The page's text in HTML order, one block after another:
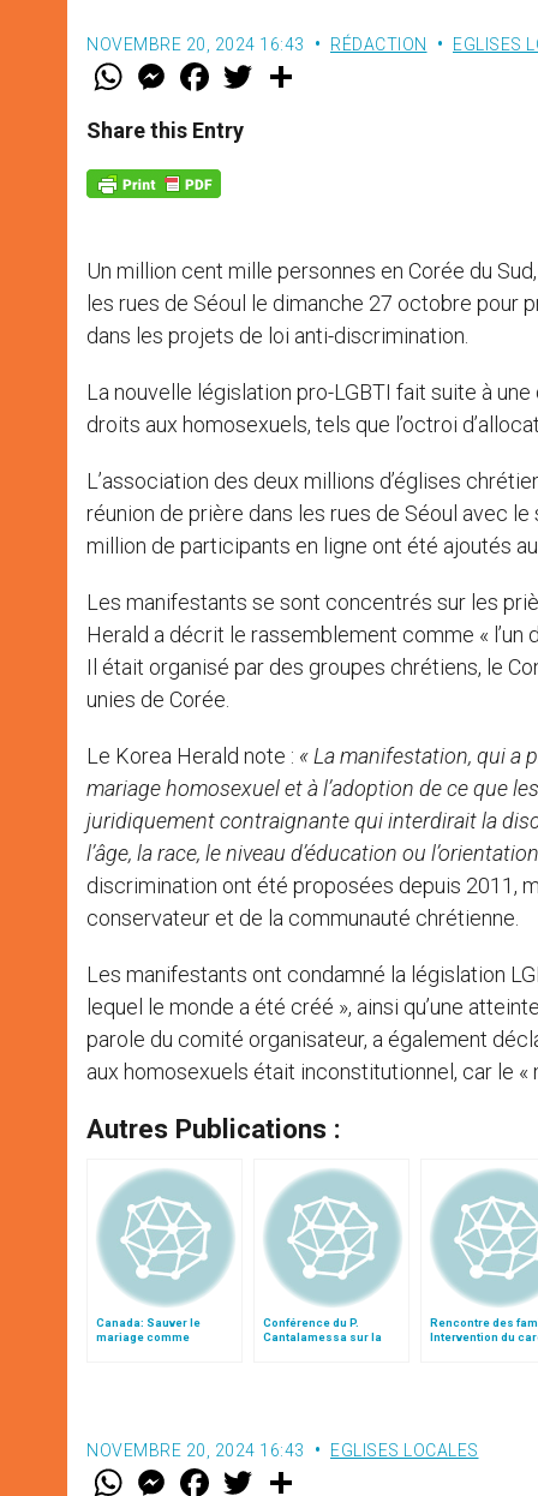
NOVEMBRE 20, 2024 16:43 RÉDACTION EGLISES
W
t
s
p
p
M
e
s
e
g
e
F
a
e
b
o
k
w
Share this Entry
Un million cent mille personnes en Corée du
les rues de Séoul le dimanche 27 octobre pour
dans les projets de loi anti-discrimination.
La nouvelle législation pro-LGBTI fait suite à
droits aux homosexuels, tels que l’octroi
L’association des deux millions d’églises
réunion de prière dans les rues de Séoul avec le
million de participants en ligne ont été ajoutés
Les manifestants se sont concentrés sur les
Herald a décrit le rassemblement comme « l’un
Il était organisé par des groupes chrétiens, le
unies de Corée.
Le Korea Herald note : « La manifestation, qui a
mariage homosexuel et à l’adoption de ce que
juridiquement contraignante qui interdirait la
l’âge, la race, le niveau d’éducation ou
discrimination ont été proposées depuis 2011,
conservateur et de la communauté chrétienne.
Les manifestants ont condamné la législation
lequel le monde a été créé », ainsi qu’une
parole du comité organisateur, a également
aux homosexuels était inconstitutionnel, car le «
Autres Publications :
Canada: Sauver le
mariage comme
Conférence du P.
Cantalamessa sur la
Rencontre des
Intervention du
NOVEMBRE 20, 2024 16:43 EGLISES LOCALES
W M F